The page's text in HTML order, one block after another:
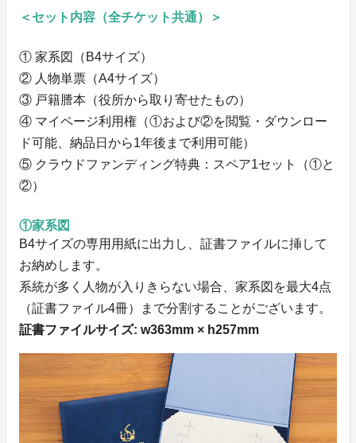
＜セット内容（全チケット共通）＞
① 家系図（B4サイズ）
② 人物単票（A4サイズ）
③ 戸籍謄本（役所から取り寄せたもの）
④ マイページ利用権（①および②を閲覧・ダウンロー
ド可能、納品日から1年後まで利用可能）
⑤ クラウドファンディング特典：スペア1セット（①と
②）
①家系図
B4サイズの専用用紙に出力し、証書ファイルに挿して
お納めします。
系統が多く人物が入りきらない場合、家系図を最大4点
（証書ファイル4冊）まで分割することがございます。
証書ファイルサイズ: w363mm × h257mm